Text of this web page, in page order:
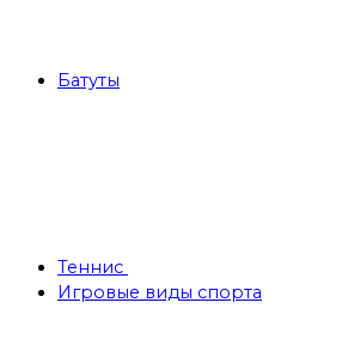
Батуты
Теннис
Игровые виды спорта